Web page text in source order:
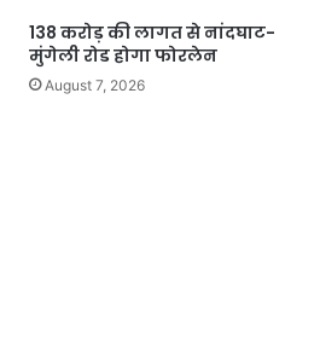
138 करोड़ की लागत से नांदघाट-
मुंगेली रोड होगा फोरलेन
August 7, 2026